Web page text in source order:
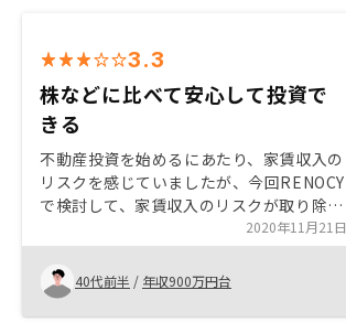
3.3
株などに比べて安心して投資で
きる
不動産投資を始めるにあたり、家賃収入の
リスクを感じていましたが、今回RENOCY
で検討して、家賃収入のリスクが取り除か
れたため、株式などの投資商品と比較し
て、安心して投資できると考えました。決
算もあり、取引が矢継ぎ早に進んだが、当
初にいつの段階でどのような商談が必要な
のか？詳細を聞きたかった。
2020年11月21日
40代前半 / 年収900万円台